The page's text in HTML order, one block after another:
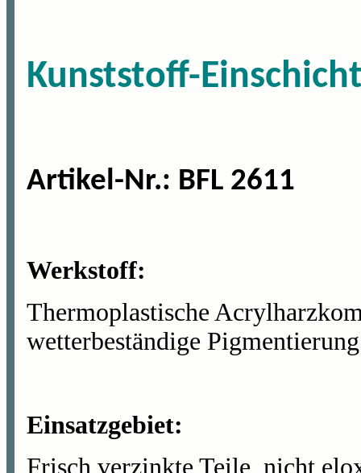
Kunststoff-
Artikel-Nr.: BFL 2611
Werkstoff:
Thermoplastische
wetterbeständige
Einsatzgebiet:
Frisch verzinkte Teile, nicht